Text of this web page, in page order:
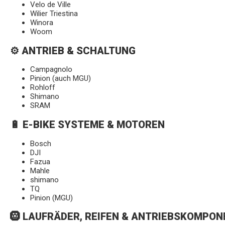
Velo de Ville
Wilier Triestina
Winora
Woom
⚙️ ANTRIEB & SCHALTUNG
Campagnolo
Pinion (auch MGU)
Rohloff
Shimano
SRAM
🔋 E-BIKE SYSTEME & MOTOREN
Bosch
DJI
Fazua
Mahle
shimano
TQ
Pinion (MGU)
🛞 LAUFRÄDER, REIFEN &